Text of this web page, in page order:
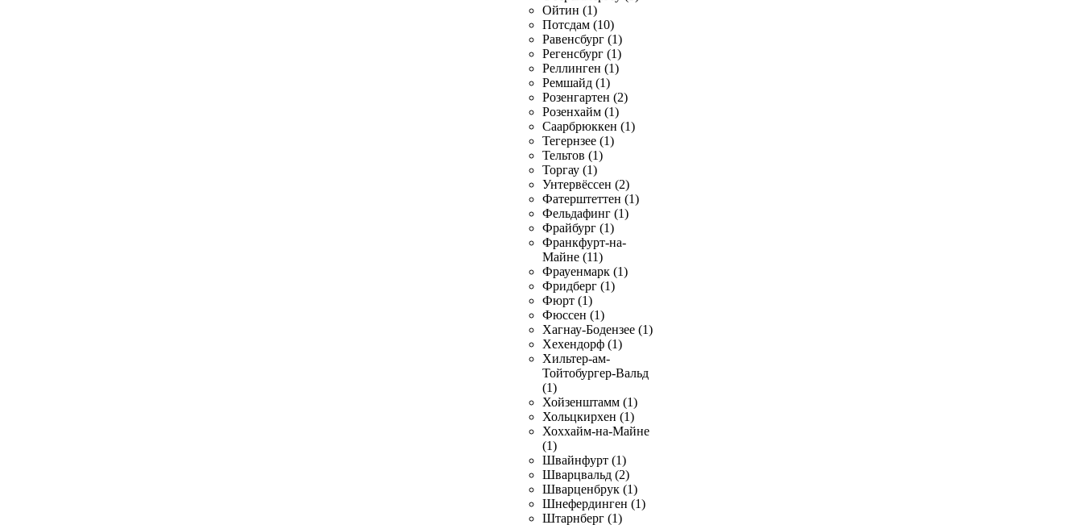
Ойтин (1)
Потсдам (10)
Равенсбург (1)
Регенсбург (1)
Реллинген (1)
Ремшайд (1)
Розенгартен (2)
Розенхайм (1)
Саарбрюккен (1)
Тегернзее (1)
Тельтов (1)
Торгау (1)
Унтервёссен (2)
Фатерштеттен (1)
Фельдафинг (1)
Фрайбург (1)
Франкфурт-на-
Майне (11)
Фрауенмарк (1)
Фридберг (1)
Фюрт (1)
Фюссен (1)
Хагнау-Бодензее (1)
Хехендорф (1)
Хильтер-ам-
Тойтобургер-Вальд
(1)
Хойзенштамм (1)
Хольцкирхен (1)
Хоххайм-на-Майне
(1)
Швайнфурт (1)
Шварцвальд (2)
Шварценбрук (1)
Шнефердинген (1)
Штарнберг (1)